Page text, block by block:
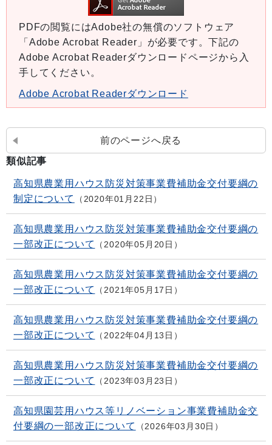
PDFの閲覧にはAdobe社の無償のソフトウェア
「Adobe Acrobat Reader」が必要です。下記の
Adobe Acrobat Readerダウンロードページから入
手してください。
Adobe Acrobat Readerダウンロード
前のページへ戻る
類似記事
高知県農業用ハウス防災対策事業費補助金交付要綱の
制定について
2020年01月22日
高知県農業用ハウス防災対策事業費補助金交付要綱の
一部改正について
2020年05月20日
高知県農業用ハウス防災対策事業費補助金交付要綱の
一部改正について
2021年05月17日
高知県農業用ハウス防災対策事業費補助金交付要綱の
一部改正について
2022年04月13日
高知県農業用ハウス防災対策事業費補助金交付要綱の
一部改正について
2023年03月23日
高知県園芸用ハウス等リノベーション事業費補助金交
付要綱の一部改正について
2026年03月30日